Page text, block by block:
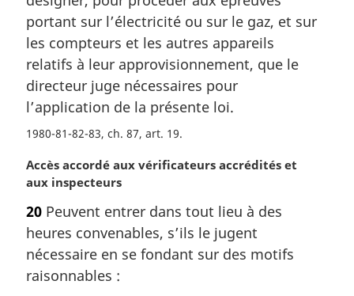
portant sur l’électricité ou sur le gaz, et sur
les compteurs et les autres appareils
relatifs à leur approvisionnement, que le
directeur juge nécessaires pour
l’application de la présente loi.
1980-81-82-83, ch. 87, art. 19
N
o
e
m
a
r
Accès accordé aux vérificateurs accrédités et
aux inspecteurs
20 Peuvent entrer dans tout lieu à des
heures convenables, s’ils le jugent
nécessaire en se fondant sur des motifs
raisonnables :